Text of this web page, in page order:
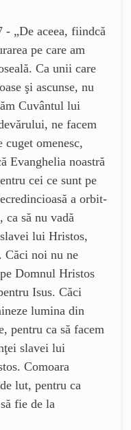
„De aceea, fiindcă
pe care am
Ca unii care
şi ascunse, nu
Cuvântul lui
ne facem
omenesc,
Evanghelia noastră
cei ce sunt pe
a orbit-
ca să nu vadă
lui Hristos,
Căci noi nu ne
Domnul Hristos
Isus. Căci
lumina din
pentru ca să facem
slavei lui
Comoara
lut, pentru ca
fie de la